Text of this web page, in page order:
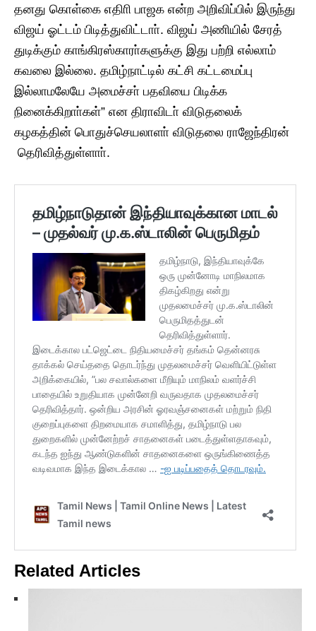
தனது கொள்கை எதிாி பாஜக என்ற அறிவிப்பில் இருந்து
விஜய் ஓட்டம் பிடித்துவிட்டாா். விஜய் அணியில் சேரத்
துடிக்கும் காங்கிரஸ்காரா்களுக்கு இது பற்றி எல்லாம்
கவலை இல்லை. தமிழ்நாட்டில் கட்சி கட்டமைப்பு
இல்லாமலேயே அமைச்சா் பதவியை பிடிக்க
நினைக்கிறாா்கள்” என திராவிடா் விடுதலைக்
கழகத்தின் பொதுச்செயலாளா் விடுதலை ராஜேந்திரன்
தெரிவித்துள்ளாா்.
Related Articles